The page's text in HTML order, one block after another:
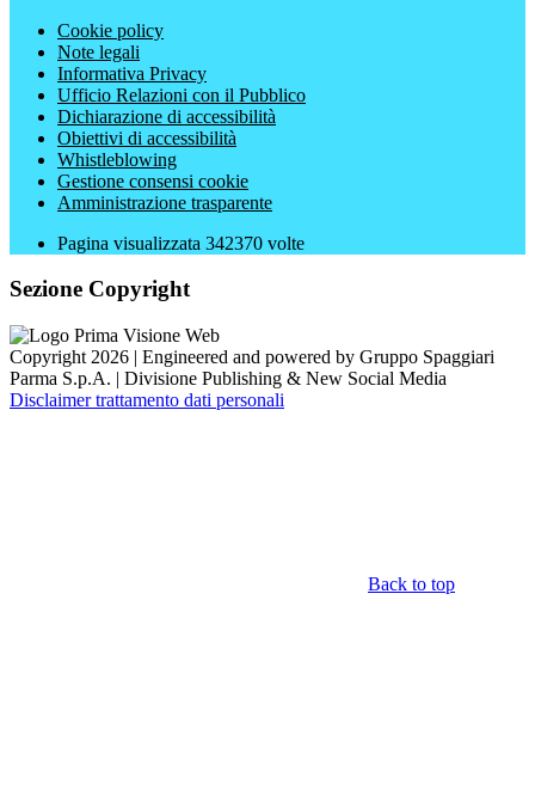
Cookie policy
Note legali
Informativa Privacy
Ufficio Relazioni con il Pubblico
Dichiarazione di accessibilità
Obiettivi di accessibilità
Whistleblowing
Gestione consensi cookie
Amministrazione trasparente
Pagina visualizzata 342370 volte
Sezione Copyright
Copyright 2026 | Engineered and powered by Gruppo Spaggiari
Parma S.p.A. | Divisione Publishing & New Social Media
Disclaimer trattamento dati personali
Back to top